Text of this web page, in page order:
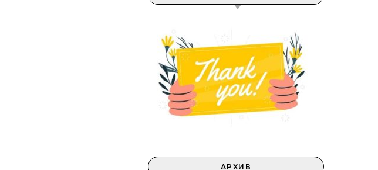
АРХИВ